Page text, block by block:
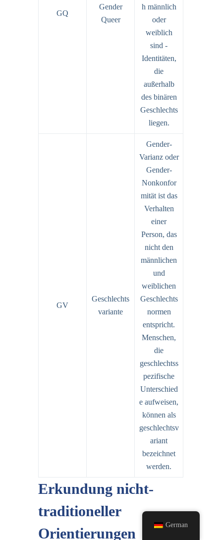
GQ
Gender
Queer
h männlich
oder
weiblich
sind -
Identitäten,
die
außerhalb
des binären
Geschlechts
liegen.
GV
Geschlechts
variante
Gender-
Varianz oder
Gender-
Nonkonfor
mität ist das
Verhalten
einer
Person, das
nicht den
männlichen
und
weiblichen
Geschlechts
normen
entspricht.
Menschen,
die
geschlechtss
pezifische
Unterschied
e aufweisen,
können als
geschlechtsv
ariant
bezeichnet
werden.
Erkundung nicht-
traditioneller
Orientierungen
German